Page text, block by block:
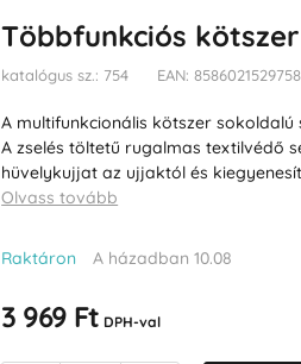
Többfunkciós kötszer
katalógus sz.: 754 EAN: 8586021529758
A multifunkcionális kötszer
A zselés töltetű rugalmas textilvédő
hüvelykujjat az ujjaktól és
Olvass tovább
Raktáron A házadban 10.08
3 969 Ft DPH-val